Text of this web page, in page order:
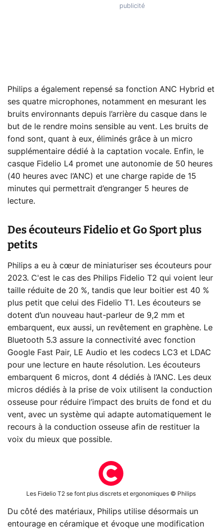
Philips a également repensé sa fonction ANC Hybrid et
ses quatre microphones, notamment en mesurant les
bruits environnants depuis l’arrière du casque dans le
but de le rendre moins sensible au vent. Les bruits de
fond sont, quant à eux, éliminés grâce à un micro
supplémentaire dédié à la captation vocale. Enfin, le
casque Fidelio L4 promet une autonomie de 50 heures
(40 heures avec l’ANC) et une charge rapide de 15
minutes qui permettrait d’engranger 5 heures de
lecture.
Des écouteurs Fidelio et Go Sport plus
petits
Philips a eu à cœur de miniaturiser ses écouteurs pour
2023. C'est le cas des Philips Fidelio T2 qui voient leur
taille réduite de 20 %, tandis que leur boitier est 40 %
plus petit que celui des Fidelio T1. Les écouteurs se
dotent d’un nouveau haut-parleur de 9,2 mm et
embarquent, eux aussi, un revêtement en graphène. Le
Bluetooth 5.3 assure la connectivité avec fonction
Google Fast Pair, LE Audio et les codecs LC3 et LDAC
pour une lecture en haute résolution. Les écouteurs
embarquent 6 micros, dont 4 dédiés à l’ANC. Les deux
micros dédiés à la prise de voix utilisent la conduction
osseuse pour réduire l’impact des bruits de fond et du
vent, avec un système qui adapte automatiquement le
recours à la conduction osseuse afin de restituer la
voix du mieux que possible.
Les Fidelio T2 se font plus discrets et ergonomiques © Philips
Du côté des matériaux, Philips utilise désormais un
entourage en céramique et évoque une modification